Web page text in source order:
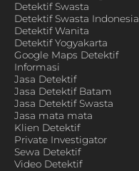
Detektif Swasta
Detektif Swasta Indonesia
Detektif Wanita
Detektif Yogyakarta
Google Maps Detektif
Informasi
Jasa Detektif
Jasa Detektif Batam
Jasa Detektif Swasta
Jasa mata mata
Klien Detektif
Private Investigator
Sewa Detektif
Video Detektif